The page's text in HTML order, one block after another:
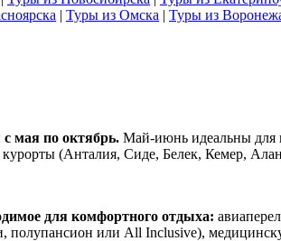
| Туры из Омска | Туры из
мая по октябрь. Май-июнь идеальны для
(Анталия, Сиде, Белек, Кемер,
для комфортного отдыха:
полупансион или All Inclusive),